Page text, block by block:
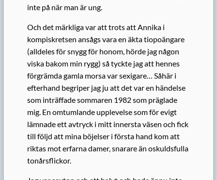
inte på när man är ung.
Och det märkliga var att trots att Annika i
kompiskretsen ansågs vara en äkta tiopoängare
(alldeles för snygg för honom, hörde jag någon
viska bakom min rygg) så tyckte jag att hennes
förgrämda gamla morsa var sexigare… Såhär i
efterhand begriper jag ju att det var en händelse
som inträffade sommaren 1982 som präglade
mig. En omtumlande upplevelse som för evigt
lämnade ett avtryck i mitt innersta väsen och fick
till följd att mina böjelser i första hand kom att
riktas mot erfarna damer, snarare än oskuldsfulla
tonårsflickor.